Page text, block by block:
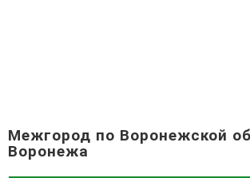
Межгород по Воронежской
Воронежа